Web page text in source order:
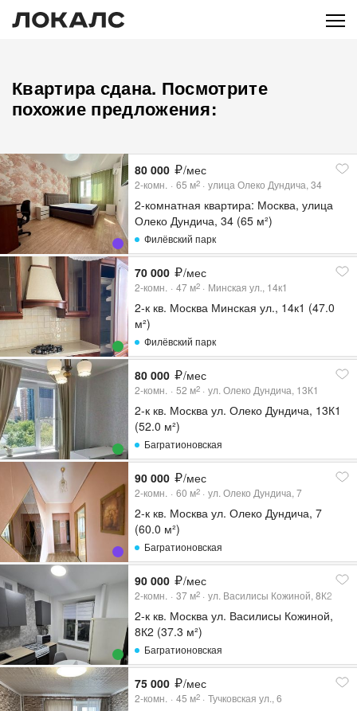
Квартира сдана. Посмотрите
похожие предложения:
80 000 /мес
2-комн. 65 м2 улица Олеко Дундича, 34
2-комнатная квартира: Москва, улица
Олеко Дундича, 34 (65 м²)
Филёвский парк
70 000 /мес
2-комн. 47 м2 Минская ул., 14к1
2-к кв. Москва Минская ул., 14к1 (47.0
м²)
Филёвский парк
80 000 /мес
2-комн. 52 м2 ул. Олеко Дундича, 13К1
2-к кв. Москва ул. Олеко Дундича, 13К1
(52.0 м²)
Багратионовская
90 000 /мес
2-комн. 60 м2 ул. Олеко Дундича, 7
2-к кв. Москва ул. Олеко Дундича, 7
(60.0 м²)
Багратионовская
90 000 /мес
2-комн. 37 м2 ул. Василисы Кожиной, 8К2
2-к кв. Москва ул. Василисы Кожиной,
8К2 (37.3 м²)
Багратионовская
75 000 /мес
2-комн. 45 м2 Тучковская ул., 6